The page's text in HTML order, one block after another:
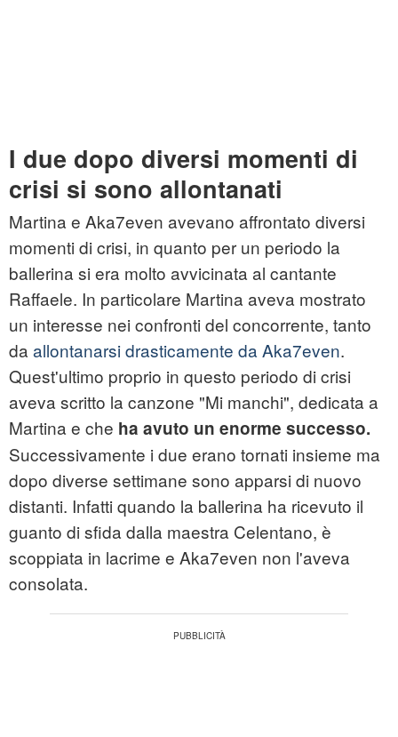
I due dopo diversi momenti di
crisi si sono allontanati
Martina e Aka7even avevano affrontato diversi
momenti di crisi, in quanto per un periodo la
ballerina si era molto avvicinata al cantante
Raffaele. In particolare Martina aveva mostrato
un interesse nei confronti del concorrente, tanto
da allontanarsi drasticamente da Aka7even.
Quest'ultimo proprio in questo periodo di crisi
aveva scritto la canzone "Mi manchi", dedicata a
Martina e che ha avuto un enorme successo.
Successivamente i due erano tornati insieme ma
dopo diverse settimane sono apparsi di nuovo
distanti. Infatti quando la ballerina ha ricevuto il
guanto di sfida dalla maestra Celentano, è
scoppiata in lacrime e Aka7even non l'aveva
consolata.